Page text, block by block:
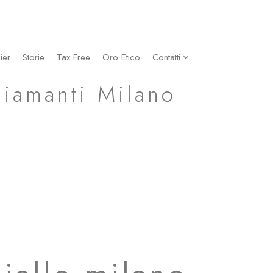
Storie Tax Free Oro Etico Contatti
Milano